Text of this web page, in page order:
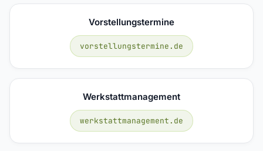
Vorstellungstermine
vorstellungstermine.de
Werkstattmanagement
werkstattmanagement.de